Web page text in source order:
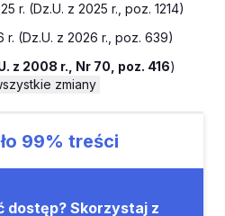
r. (Dz.U. z 2025 r., poz. 1214)
r. (Dz.U. z 2026 r., poz. 639)
z 2008 r., Nr 70, poz. 416)
zmiany
99% treści
dostęp? Skorzystaj z